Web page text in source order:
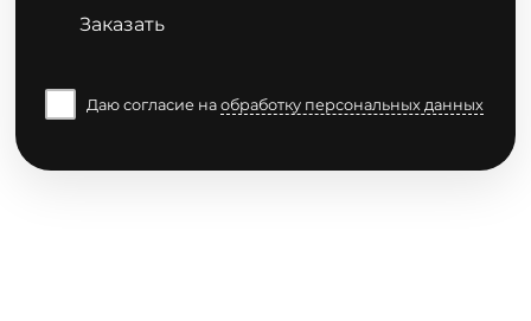
Заказать
Даю согласие на обработку персональных данных